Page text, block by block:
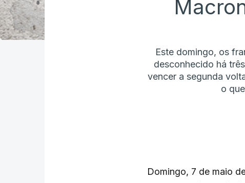
Este domingo, os
desconhecido há
vencer a segunda
o
Domingo, 7 de maio